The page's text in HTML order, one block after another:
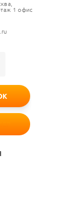
1 офис